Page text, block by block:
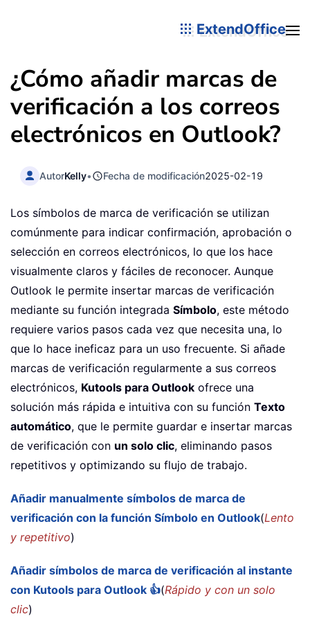
ExtendOffice
¿Cómo añadir marcas de
verificación a los correos
electrónicos en Outlook?
AutorKelly• Fecha de modificación2025-02-19
Los símbolos de marca de verificación se utilizan
comúnmente para indicar confirmación, aprobación o
selección en correos electrónicos, lo que los hace
visualmente claros y fáciles de reconocer. Aunque
Outlook le permite insertar marcas de verificación
mediante su función integrada Símbolo, este método
requiere varios pasos cada vez que necesita una, lo
que lo hace ineficaz para un uso frecuente. Si añade
marcas de verificación regularmente a sus correos
electrónicos, Kutools para Outlook ofrece una
solución más rápida e intuitiva con su función Texto
automático, que le permite guardar e insertar marcas
de verificación con un solo clic, eliminando pasos
repetitivos y optimizando su flujo de trabajo.
Añadir manualmente símbolos de marca de
verificación con la función Símbolo en Outlook(Lento
y repetitivo)
Añadir símbolos de marca de verificación al instante
con Kutools para Outlook 👍(Rápido y con un solo
clic)